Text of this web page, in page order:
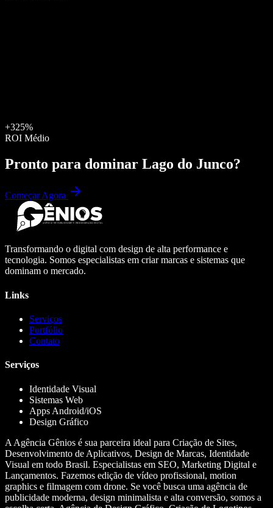
+325%
ROI Médio
Pronto para dominar Lago do Junco?
Começar Agora
Transformando o digital com design de alta performance e
tecnologia. Somos especialistas em criar marcas e sistemas que
dominam o mercado.
Links
Serviços
Portfólio
Contato
Serviços
Identidade Visual
Sistemas Web
Apps Android/iOS
Design Gráfico
A Agência Gênios é sua parceira ideal para Criação de Sites,
Desenvolvimento de Aplicativos, Design de Marcas, Identidade
Visual em todo Brasil. Especialistas em SEO, Marketing Digital e
Lançamentos. Fazemos edição de vídeo profissional, motion
graphics e filmagem com drone. Se você busca uma agência de
publicidade moderna, design minimalista e alta conversão, somos a